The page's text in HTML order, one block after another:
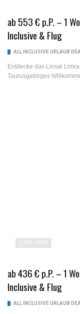
ab 553 € p.P. – 1
Inclusive & Flug
ALL INCLUSIVE URLAUB
Entdecke das Limak
Taurusgebirges
933 VIEWS
ab 436 € p.P. – 1
Inclusive & Flug
ALL INCLUSIVE URLAUB